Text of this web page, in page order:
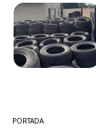
PORTADA